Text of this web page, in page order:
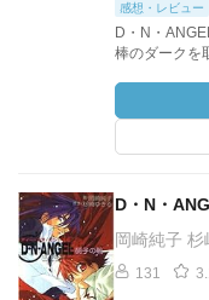
感想・レビュー
D・N・
棒のダークを
D・N・
岡崎純子 杉
131